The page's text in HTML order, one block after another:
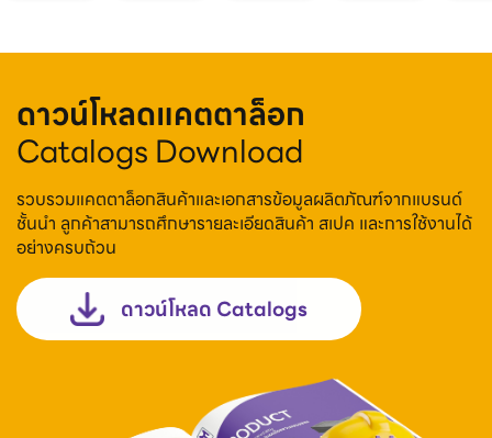
ดาวน์โหลดแคตตาล็อก
Catalogs Download
รวบรวมแคตตาล็อกสินค้าและเอกสารข้อมูลผลิตภัณฑ์จากแบรนด์
ชั้นนำ ลูกค้าสามารถศึกษารายละเอียดสินค้า สเปค และการใช้งานได้
อย่างครบถ้วน
ดาวน์โหลด Catalogs